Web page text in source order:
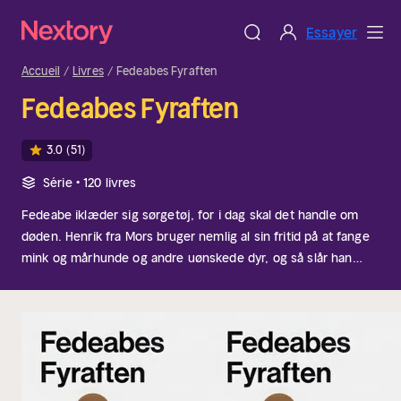
Essayer
Accueil Livres Fedeabes Fyraften
Fedeabes Fyraften
3.0 (51)
Série • 120 livres
Fedeabe iklæder sig sørgetøj, for i dag skal det handle om
døden. Henrik fra Mors bruger nemlig al sin fritid på at fange
mink og mårhunde og andre uønskede dyr, og så slår han
også dagens mand på gaden, og hun er stukket af
hjemmefra, fordi hendes roomie holder
Valentinsaften.Fedeabes Fyraften
Hold fyraften med Fedeabe